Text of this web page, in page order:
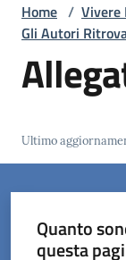
Servizi
Vivere
Borgo
Tossignano
Home / Vivere
Gli Autori
Ultimo
Quanto
questa